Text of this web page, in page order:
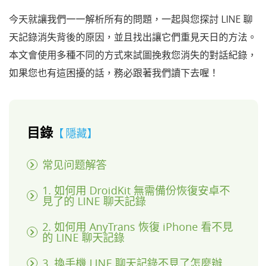
今天就讓我們一一解析所有的問題，一起與您探討 LINE 聊
天記錄消失背後的原因，並且找出讓它們重見天日的方法。
本文會使用多種不同的方式來試圖挽救您消失的對話紀錄，
如果您也有這困擾的話，務必跟著我們讀下去喔！
目錄 隱藏
常见问题解答
1. 如何用 DroidKit 無需備份恢復安卓不
見了的 LINE 聊天記錄
2. 如何用 AnyTrans 恢復 iPhone 看不見
的 LINE 聊天記錄
3. 換手機 LINE 聊天記錄不見了怎麼辦